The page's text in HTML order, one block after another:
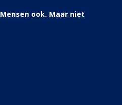
ook. Maar niet